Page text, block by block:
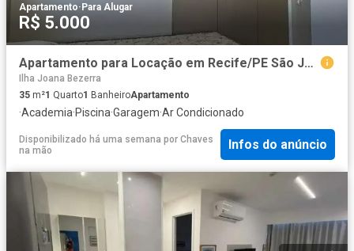
Apartamento· Para Alugar
R$ 5.000
Apartamento para Locação em Recife/PE São José 1 Quartos
Ilha Joana Bezerra
35 m²1 Quarto1 BanheiroApartamento
·Academia·Piscina·Garagem·Ar Condicionado
Disponibilizado há uma semana por Chaves
na mão
Infos do anúncio